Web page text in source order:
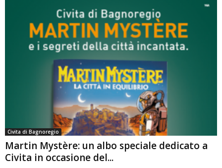
Civita di Bagnoregio
Martin Mystère: un albo speciale dedicato a
Civita in occasione del...